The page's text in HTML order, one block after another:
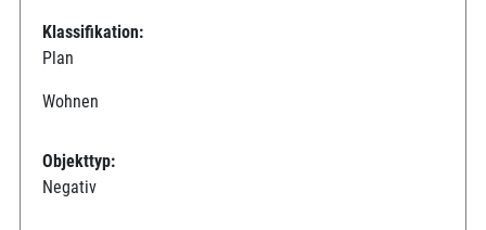
Klassifikation:
Plan
Wohnen
Objekttyp:
Negativ